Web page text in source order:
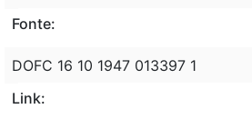
Fonte:
DOFC 16 10 1947 013397 1
Link: